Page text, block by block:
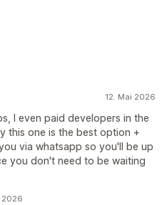
12. Mai 2026
I even paid developers in the
this one is the best option +
via whatsapp so you'll be up
you don't need to be waiting
2026